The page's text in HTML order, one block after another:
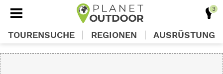
TOURENSUCHE REGIONEN AUSRÜSTUNG